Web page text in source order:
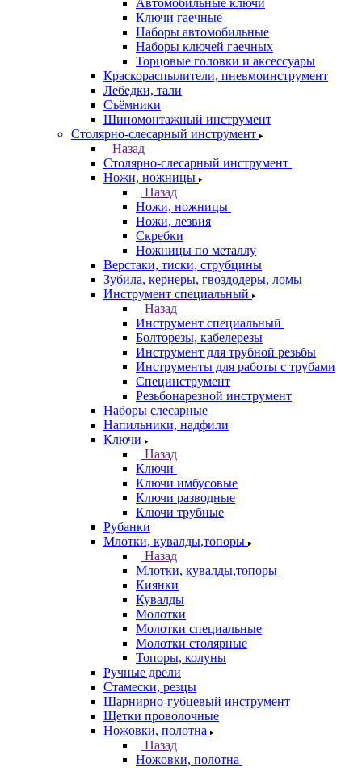
Автомобильные ключи
Ключи гаечные
Наборы автомобильные
Наборы ключей гаечных
Торцовые головки и аксессуары
Краскораспылители, пневмоинструмент
Лебедки, тали
Съёмники
Шиномонтажный инструмент
Столярно-слесарный инструмент
Назад
Столярно-слесарный инструмент
Ножи, ножницы
Назад
Ножи, ножницы
Ножи, лезвия
Скребки
Ножницы по металлу
Верстаки, тиски, струбцины
Зубила, кернеры, гвоздодеры, ломы
Инструмент специальный
Назад
Инструмент специальный
Болторезы, кабелерезы
Инструмент для трубной резьбы
Инструменты для работы с трубами
Специнструмент
Резьбонарезной инструмент
Наборы слесарные
Напильники, надфили
Ключи
Назад
Ключи
Ключи имбусовые
Ключи разводные
Ключи трубные
Рубанки
Млотки, кувалды,топоры
Назад
Млотки, кувалды,топоры
Киянки
Кувалды
Молотки
Молотки специальные
Молотки столярные
Топоры, колуны
Ручные дрели
Стамески, резцы
Шарнирно-губцевый инструмент
Щетки проволочные
Ножовки, полотна
Назад
Ножовки, полотна